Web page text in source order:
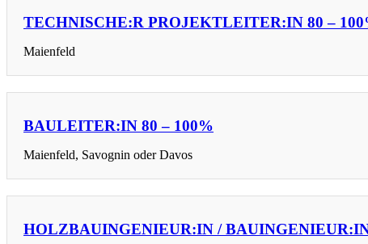
TECHNISCHE:R PROJEKTLEITER:IN 80 –
Maienfeld
BAULEITER:IN 80 – 100%
Maienfeld, Savognin oder Davos
HOLZBAUINGENIEUR:IN /